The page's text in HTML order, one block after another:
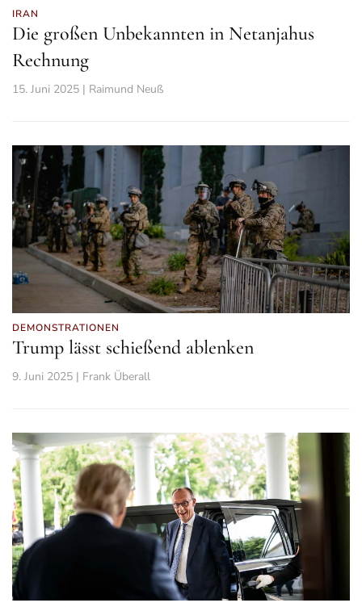
IRAN
Die großen Unbekannten in Netanjahus
Rechnung
15. Juni 2025 | Raimund Neuß
DEMONSTRATIONEN
Trump lässt schießend ablenken
9. Juni 2025 | Frank Überall